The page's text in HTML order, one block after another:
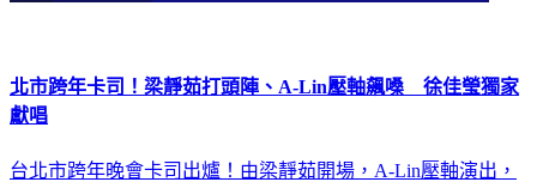
北市跨年卡司！梁靜茹打頭陣、A-Lin壓軸飆嗓 徐佳瑩獨家
獻唱
台北市跨年晚會卡司出爐！由梁靜茹開場，A-Lin壓軸演出，